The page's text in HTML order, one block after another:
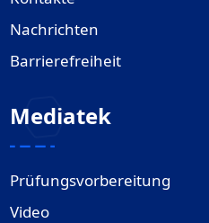
Nachrichten
Barrierefreiheit
Mediatek
Prüfungsvorbereitung
Video